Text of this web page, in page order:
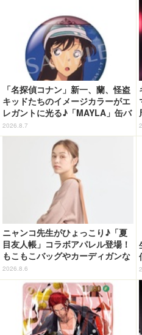
「名探偵コナン」新一、蘭、怪盗
キッドたちのイメージカラーがエ
レガントに光る♪「MAYLA」缶バ
ッジの全種セットがお得に！【3
0％オフセール】
2026.8.7
ニャンコ先生がひょっこり♪「夏
目友人帳」コラボアパレル登場！
もこもこバッグやカーディガンな
ど全8型
2026.8.6